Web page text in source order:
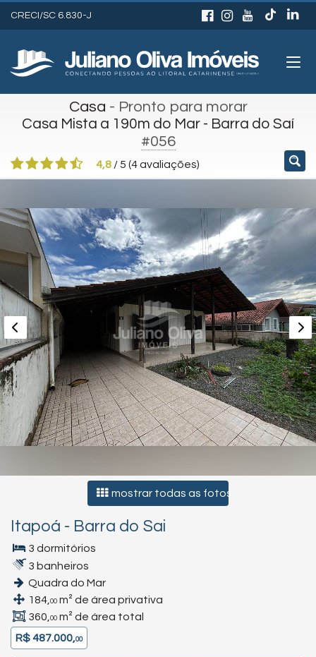
CRECI/SC 6.830-J
Casa - Pronto para morar
Casa Mista a 190m do Mar - Barra do Saí
#056
4,8 /5 (4avaliações)
mostrar todas as fotos
Itapoá - Barra do Sai
3 dormitórios
3 banheiros
Quadra do Mar
184, 00 m² de área privativa
360, 00 m² de área total
R$ 487.000,00